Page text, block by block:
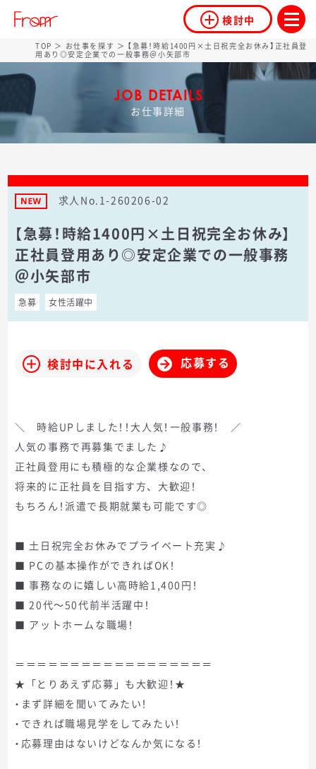
検討中
TOP ＞ お仕事を探す ＞ 【急募！時給1400円×土日祝完全お休み】正社員登
用あり◎安定企業での一般事務＠小矢部市
JOB DETAILS
お仕事詳細
求人No.1-260206-02
【急募！時給1400円×土日祝完全お休み】
正社員登用あり◎安定企業での一般事務
＠小矢部市
急募 女性活躍中
検討中に入れる 応募する
＼ 時給UPしました！！大人気！一般事務！ ／
人気の事務で再募集でました♪
正社員登用にも積極的な企業様なので、
将来的に正社員を目指す方、大歓迎！
もちろん！派遣で長期就業も可能です◎
■ 土日祝完全お休みでプライベート充実♪
■ PCの基本操作ができればOK！
■ 事務なのに嬉しい高時給1,400円！
■ 20代～50代前半活躍中！
■ アットホームな職場！
＝＝＝＝＝＝＝＝＝＝＝＝＝＝＝＝＝＝
★「とりあえず応募」も大歓迎！★
・まず詳細を聞いてみたい！
・できれば職場見学をしてみたい！
・応募理由はないけどなんか気になる！